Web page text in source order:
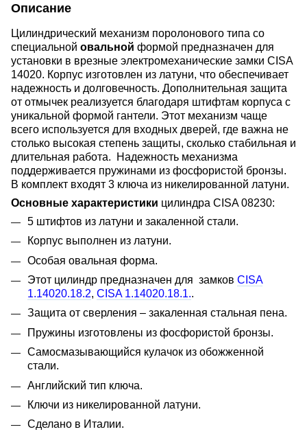
Описание
Цилиндрический механизм поролонового типа со
специальной овальной формой предназначен для
установки в врезные электромеханические замки CISA
14020. Корпус изготовлен из латуни, что обеспечивает
надежность и долговечность. Дополнительная защита
от отмычек реализуется благодаря штифтам корпуса с
уникальной формой гантели. Этот механизм чаще
всего используется для входных дверей, где важна не
столько высокая степень защиты, сколько стабильная и
длительная работа. Надежность механизма
поддерживается пружинами из фосфористой бронзы.
В комплект входят 3 ключа из никелированной латуни.
Основные характеристики цилиндра CISA 08230:
5 штифтов из латуни и закаленной стали.
Корпус выполнен из латуни.
Особая овальная форма.
Этот цилиндр предназначен для замков CISA
1.14020.18.2, CISA 1.14020.18.1..
Защита от сверления – закаленная стальная пена.
Пружины изготовлены из фосфористой бронзы.
Самосмазывающийся кулачок из обожженной
стали.
Английский тип ключа.
Ключи из никелированной латуни.
Сделано в Италии.